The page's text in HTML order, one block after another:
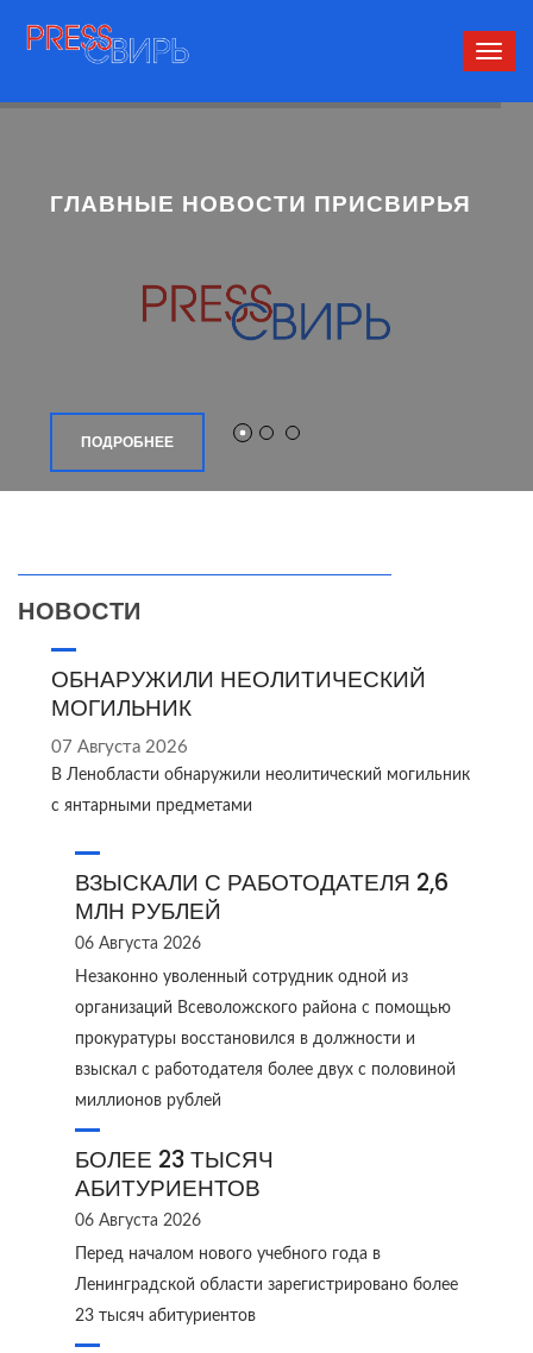
ГЛАВНЫЕ НОВОСТИ ПРИСВИРЬЯ
ПОДРОБНЕЕ
НОВОСТИ
ОБНАРУЖИЛИ НЕОЛИТИЧЕСКИЙ
МОГИЛЬНИК
07 Августа 2026
В Ленобласти обнаружили неолитический могильник
с янтарными предметами
ВЗЫСКАЛИ С РАБОТОДАТЕЛЯ 2,6
МЛН РУБЛЕЙ
06 Августа 2026
Незаконно уволенный сотрудник одной из
организаций Всеволожского района с помощью
прокуратуры восстановился в должности и
взыскал с работодателя более двух с половиной
миллионов рублей
БОЛЕЕ 23 ТЫСЯЧ
АБИТУРИЕНТОВ
06 Августа 2026
Перед началом нового учебного года в
Ленинградской области зарегистрировано более
23 тысяч абитуриентов